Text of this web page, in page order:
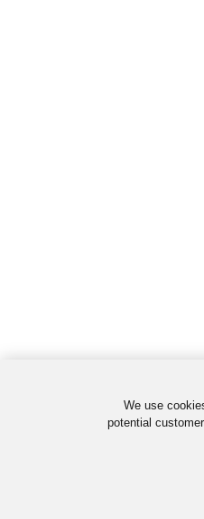
We use
potential